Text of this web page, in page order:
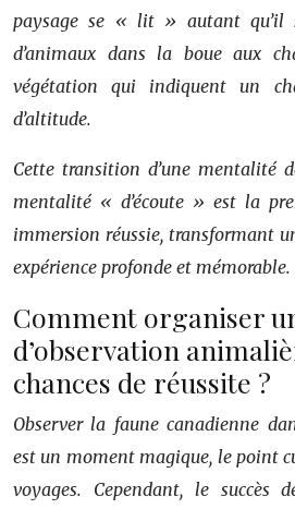
paysage se « lit » autant qu’il
d’animaux dans la boue aux
végétation qui indiquent un
d’altitude.
Cette transition d’une mentalité
mentalité « d’écoute » est la
immersion réussie, transformant
expérience profonde et mémorable.
Comment organiser
d’observation
chances de réussite ?
Observer la faune canadienne
est un moment magique, le point
voyages. Cependant, le succès